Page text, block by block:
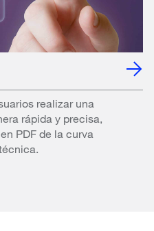
realizar una
rápida y precisa,
PDF de la curva